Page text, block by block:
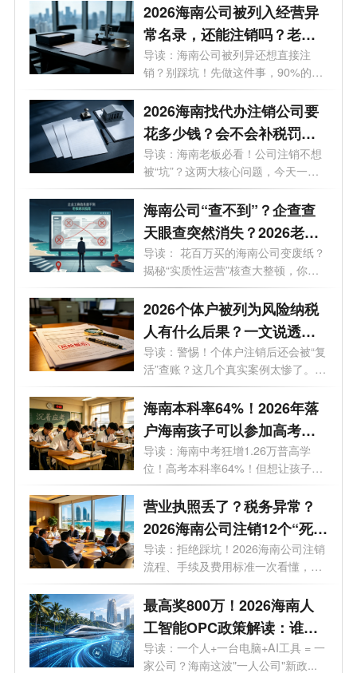
2026海南公司被列入经营异
常名录，还能注销吗？老板
必看的自救指南！
导读：海南公司被列异还想直接注
销？别踩坑！先做这件事，90%的老
板都不知...
2026海南找代办注销公司要
花多少钱？会不会补税罚
款？海南最新注销避坑指
南！
导读：海南老板必看！公司注销不想
被“坑”？这两大核心问题，今天一次
说...
海南公司“查不到”？企查查
天眼查突然消失？2026老板
必看的工商屏蔽避坑与解除
指南！
导读： 花百万买的海南公司变废纸？
揭秘“实质性运营”核查大整顿，你
的...
2026个体户被列为风险纳税
人有什么后果？一文说透原
因与解除办法
导读：警惕！个体户注销后还会被“复
活”查账？这几个真实案例太惨了。
最...
海南本科率64%！2026年落
户海南孩子可以参加高考
吗？答案来了！
导读：海南中考狂增1.26万普高学
位！高考本科率64%！但想让孩子来
海南高考...
营业执照丢了？税务异常？
2026海南公司注销12个“死
结”一次性解开，海南老板速
藏！
导读：拒绝踩坑！2026海南公司注销
流程、手续及费用标准一次看懂，少
走弯...
最高奖800万！2026海南人
工智能OPC政策解读：谁可
以拿、能拿多少、怎么落
导读：一个人+一台电脑+AI工具 = 一
家公司？海南这波"一人公司"新政...